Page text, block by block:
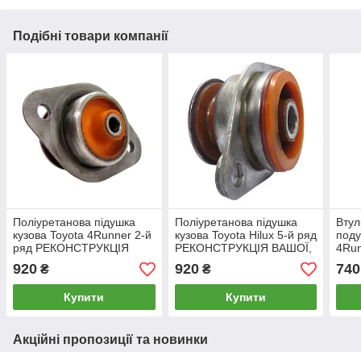
Подібні товари компанії
Поліуретанова підушка
кузова Toyota 4Runner 2-й
ряд РЕКОНСТРУКЦІЯ
ВАШОЇ, PP-1540b
920 ₴
Купити
Поліуретанова підушка
кузова Toyota Hilux 5-й ряд
РЕКОНСТРУКЦІЯ ВАШОЇ,
PP-1533b
920₴
Купити
ряд,
740
Акційні пропозиції та новинки